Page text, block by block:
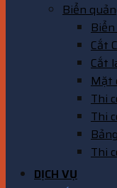
Biển
Cắt
Cắt
Mặt
Thi
Thi
Thi
DỊCH VỤ